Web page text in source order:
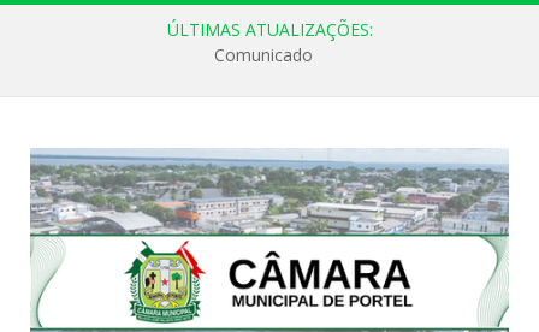
ÚLTIMAS ATUALIZAÇÕES:
Comunicado